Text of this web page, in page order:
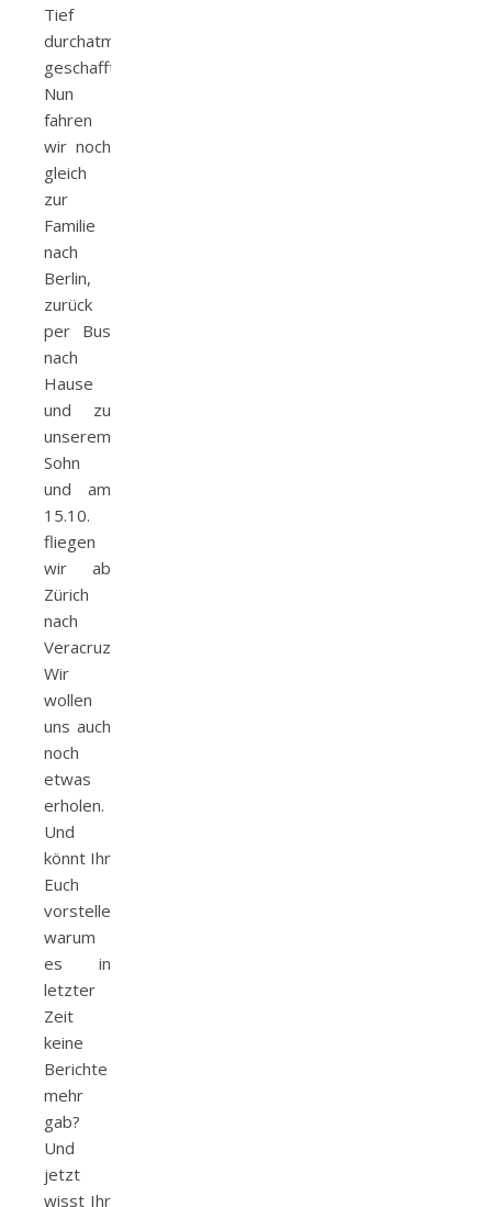
Tief
durchatmen-
geschafft.
Nun
fahren
wir noch
gleich
zur
Familie
nach
Berlin,
zurück
per Bus
nach
Hause
und zu
unserem
Sohn
und am
15.10.
fliegen
wir ab
Zürich
nach
Veracruz.
Wir
wollen
uns auch
noch
etwas
erholen.
Und
könnt Ihr
Euch
vorstellen,
warum
es in
letzter
Zeit
keine
Berichte
mehr
gab?
Und
jetzt
wisst Ihr